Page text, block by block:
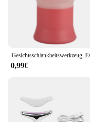
0,99€